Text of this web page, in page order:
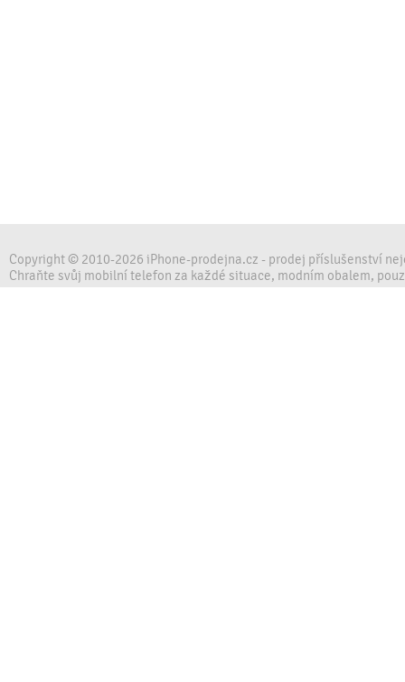
Copyright © 2010-2026 iPhone-prodejna.cz - prodej příslušenství
Chraňte svůj mobilní telefon za každé situace, modním obalem,